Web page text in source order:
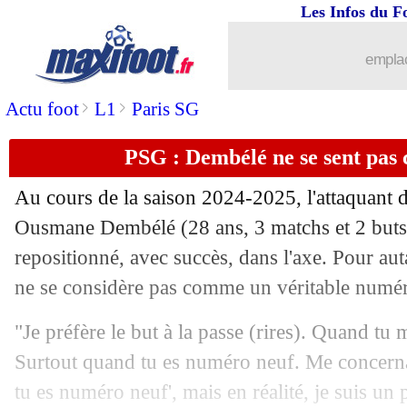
Actu foot> L1 > Paris SG
Les Infos du
PSG : Dembélé ne se sent
Au cours de la saison 2024-2025, l'attaquant
Ousmane Dembélé (28 ans, 3 matchs et 2
repositionné, avec succès, dans l'axe. Pour
ne se considère pas comme un véritable
"Je préfère le but à la passe (rires). Quand tu
Surtout quand tu es numéro neuf. Me
tu es numéro neuf', mais en réalité, je suis un
: les mots de De Zerbi sur Balerdi
11/09 Benfica: un retour de B. Silva dans
11/09 OM: Pavard, les attentes de De Zerbi
11/09 OM: le bilan mercato de De Zerbi
11/09 AEK: Martial proposé à 6 clubs
11/09 OM : Pavard a parlé avec Rabiot
Chelsea : la réaction aux accusations